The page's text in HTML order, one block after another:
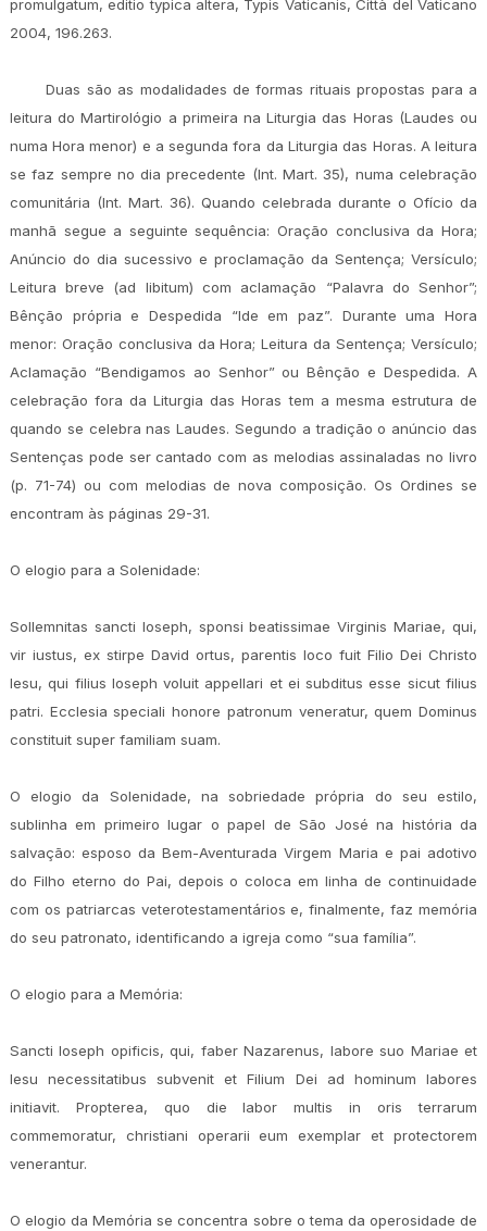
promulgatum, editio typica altera, Typis Vaticanis, Città del Vaticano
2004, 196.263.
Duas são as modalidades de formas rituais propostas para a
leitura do Martirológio a primeira na Liturgia das Horas (Laudes ou
numa Hora menor) e a segunda fora da Liturgia das Horas. A leitura
se faz sempre no dia precedente (Int. Mart. 35), numa celebração
comunitária (Int. Mart. 36). Quando celebrada durante o Ofício da
manhã segue a seguinte sequência: Oração conclusiva da Hora;
Anúncio do dia sucessivo e proclamação da Sentença; Versículo;
Leitura breve (ad libitum) com aclamação “Palavra do Senhor”;
Bênção própria e Despedida “Ide em paz”. Durante uma Hora
menor: Oração conclusiva da Hora; Leitura da Sentença; Versículo;
Aclamação “Bendigamos ao Senhor” ou Bênção e Despedida. A
celebração fora da Liturgia das Horas tem a mesma estrutura de
quando se celebra nas Laudes. Segundo a tradição o anúncio das
Sentenças pode ser cantado com as melodias assinaladas no livro
(p. 71-74) ou com melodias de nova composição. Os Ordines se
encontram às páginas 29-31.
O elogio para a Solenidade:
Sollemnitas sancti Ioseph, sponsi beatissimae Virginis Mariae, qui,
vir iustus, ex stirpe David ortus, parentis loco fuit Filio Dei Christo
Iesu, qui filius Ioseph voluit appellari et ei subditus esse sicut filius
patri. Ecclesia speciali honore patronum veneratur, quem Dominus
constituit super familiam suam.
O elogio da Solenidade, na sobriedade própria do seu estilo,
sublinha em primeiro lugar o papel de São José na história da
salvação: esposo da Bem-Aventurada Virgem Maria e pai adotivo
do Filho eterno do Pai, depois o coloca em linha de continuidade
com os patriarcas veterotestamentários e, finalmente, faz memória
do seu patronato, identificando a igreja como “sua família”.
O elogio para a Memória:
Sancti Ioseph opificis, qui, faber Nazarenus, labore suo Mariae et
Iesu necessitatibus subvenit et Filium Dei ad hominum labores
initiavit. Propterea, quo die labor multis in oris terrarum
commemoratur, christiani operarii eum exemplar et protectorem
venerantur.
O elogio da Memória se concentra sobre o tema da operosidade de